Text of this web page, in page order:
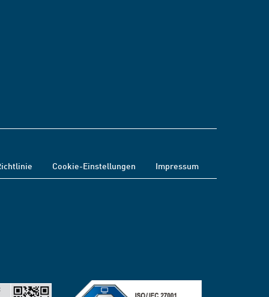
Cookie-Einstellungen Impressum